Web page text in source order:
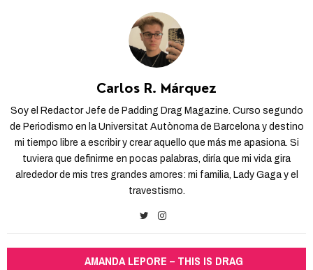
Carlos R. Márquez
Soy el Redactor Jefe de Padding Drag Magazine. Curso segundo
de Periodismo en la Universitat Autònoma de Barcelona y destino
mi tiempo libre a escribir y crear aquello que más me apasiona. Si
tuviera que definirme en pocas palabras, diría que mi vida gira
alrededor de mis tres grandes amores: mi familia, Lady Gaga y el
travestismo.
AMANDA LEPORE – THIS IS DRAG